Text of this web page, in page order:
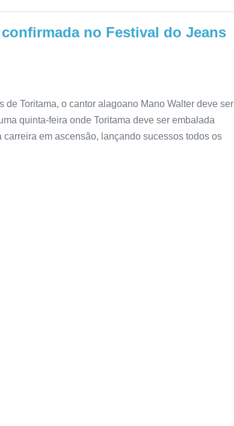
no Festival do Jeans
Toritama, o cantor alagoano Mano Walter deve ser
quinta-feira onde Toritama deve ser embalada
em ascensão, lançando sucessos todos os